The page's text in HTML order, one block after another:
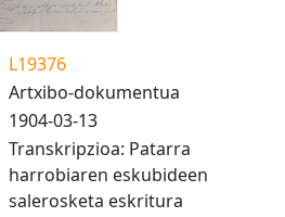
L19376
Artxibo-dokumentua
1904-03-13
Transkripzioa: Patarra
harrobiaren eskubideen
salerosketa eskritura